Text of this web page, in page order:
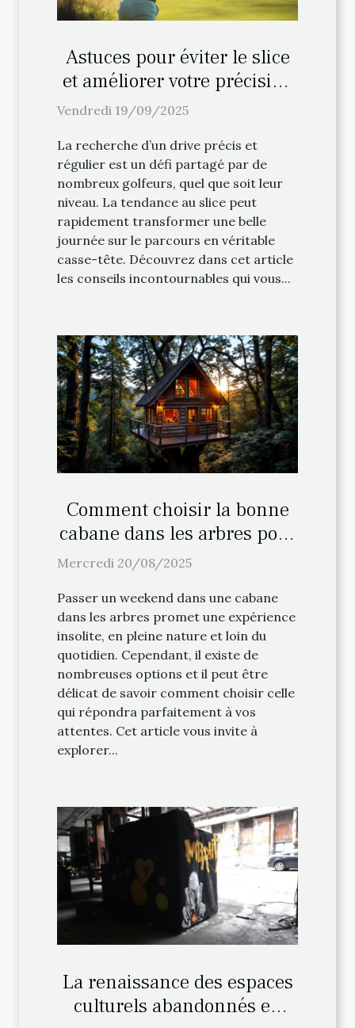
Astuces pour éviter le slice
et améliorer votre précision
au drive
Vendredi 19/09/2025
La recherche d’un drive précis et
régulier est un défi partagé par de
nombreux golfeurs, quel que soit leur
niveau. La tendance au slice peut
rapidement transformer une belle
journée sur le parcours en véritable
casse-tête. Découvrez dans cet article
les conseils incontournables qui vous...
Comment choisir la bonne
cabane dans les arbres pour
votre weekend ?
Mercredi 20/08/2025
Passer un weekend dans une cabane
dans les arbres promet une expérience
insolite, en pleine nature et loin du
quotidien. Cependant, il existe de
nombreuses options et il peut être
délicat de savoir comment choisir celle
qui répondra parfaitement à vos
attentes. Cet article vous invite à
explorer...
La renaissance des espaces
culturels abandonnés en